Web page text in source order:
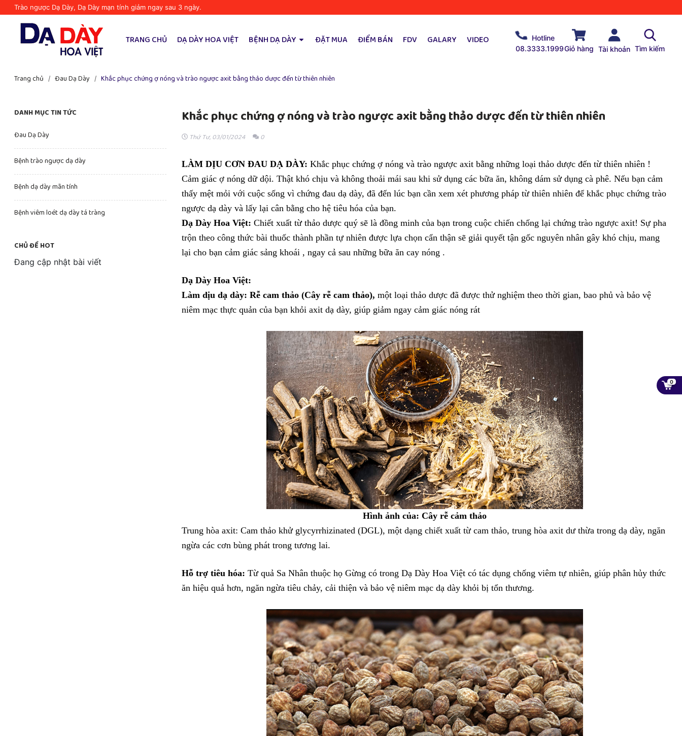
Trào ngược Dạ Dày, Dạ Dày mạn tính giảm ngay sau 3 ngày.
TRANG CHỦ DẠ DÀY HOA VIỆT BỆNH DẠ DÀY ĐẶT MUA ĐIỂM BÁN FDV GALARY VIDEO
Hotline
08.3333.1999Giỏ hàng Tài khoản Tìm kiếm
Trang chủ / Đau Dạ Dày / Khắc phục chứng ợ nóng và trào ngược axit bằng thảo dược đến từ thiên nhiên
Khắc phục chứng ợ nóng và trào ngược axit bằng thảo dược đến từ thiên nhiên
Thứ Tư, 03/01/2024 0
LÀM DỊU CƠN ĐAU DẠ DÀY: Khắc phục chứng ợ nóng và trào ngược axit bằng những loại thảo dược đến từ thiên nhiên !
Cảm giác ợ nóng dữ dội. Thật khó chịu và không thoải mái sau khi sử dụng các bữa ăn, không dám sử dụng cà phê. Nếu bạn cảm
thấy mệt mỏi với cuộc sống vì chứng đau dạ dày, đã đến lúc bạn cần xem xét phương pháp từ thiên nhiên để khắc phục chứng trào
ngược dạ dày và lấy lại cân bằng cho hệ tiêu hóa của bạn.
Dạ Dày Hoa Việt: Chiết xuất từ thảo dược quý sẽ là đồng minh của bạn trong cuộc chiến chống lại chứng trào ngược axit! Sự pha
trộn theo công thức bài thuốc thành phần tự nhiên được lựa chọn cẩn thận sẽ giải quyết tận gốc nguyên nhân gây khó chịu, mang
lại cho bạn cảm giác sảng khoái , ngay cả sau những bữa ăn cay nóng .
Dạ Dày Hoa Việt:
Làm dịu dạ dày: Rễ cam thảo (Cây rễ cam thảo), một loại thảo dược đã được thử nghiệm theo thời gian, bao phủ và bảo vệ
niêm mạc thực quản của bạn khỏi axit dạ dày, giúp giảm ngay cảm giác nóng rát
Hình ảnh của: Cây rễ cảm thảo
Trung hòa axit: Cam thảo khử glycyrrhizinated (DGL), một dạng chiết xuất từ cam thảo, trung hòa axit dư thừa trong dạ dày, ngăn
ngừa các cơn bùng phát trong tương lai.
Hỗ trợ tiêu hóa: Từ quả Sa Nhân thuộc họ Gừng có trong Dạ Dày Hoa Việt có tác dụng chống viêm tự nhiên, giúp phân hủy thức
ăn hiệu quả hơn, ngăn ngừa tiêu chảy, cải thiện và bảo vệ niêm mạc dạ dày khỏi bị tổn thương.
DANH MỤC TIN TỨC
Đau Dạ Dày
Bệnh trào ngược dạ dày
Bệnh dạ dày mãn tính
Bệnh viêm loét dạ dày tá tràng
CHỦ ĐỀ HOT
Đang cập nhật bài viết
0